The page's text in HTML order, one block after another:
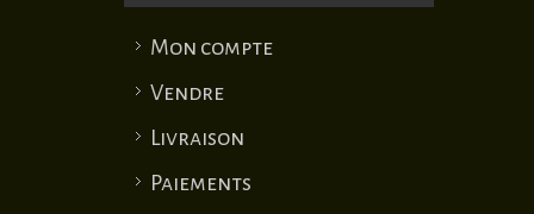
Mon compte
Vendre
Livraison
Paiements